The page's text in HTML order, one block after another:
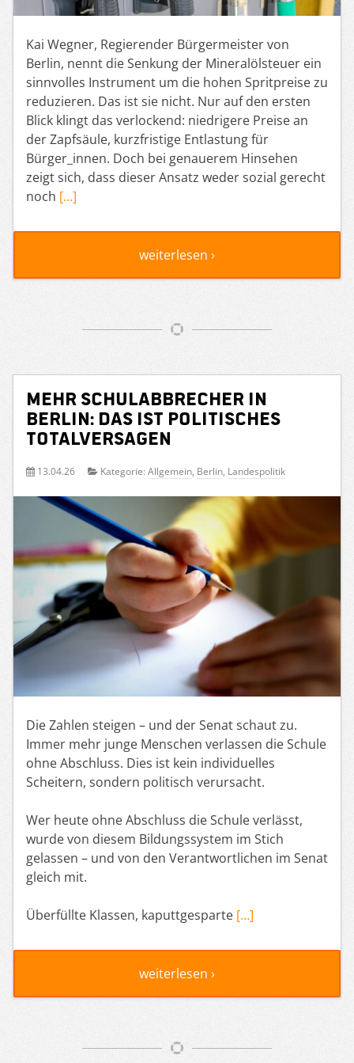
Kai Wegner, Regierender Bürgermeister von
Berlin, nennt die Senkung der Mineralölsteuer ein
sinnvolles Instrument um die hohen Spritpreise zu
reduzieren. Das ist sie nicht. Nur auf den ersten
Blick klingt das verlockend: niedrigere Preise an
der Zapfsäule, kurzfristige Entlastung für
Bürger_innen. Doch bei genauerem Hinsehen
zeigt sich, dass dieser Ansatz weder sozial gerecht
noch […]
weiterlesen ›
Mehr Schulabbrecher in
Berlin: Das ist politisches
Totalversagen
13.04.26 Kategorie: Allgemein, Berlin, Landespolitik
Die Zahlen steigen – und der Senat schaut zu.
Immer mehr junge Menschen verlassen die Schule
ohne Abschluss. Dies ist kein individuelles
Scheitern, sondern politisch verursacht.
Wer heute ohne Abschluss die Schule verlässt,
wurde von diesem Bildungssystem im Stich
gelassen – und von den Verantwortlichen im Senat
gleich mit.
Überfüllte Klassen, kaputtgesparte […]
weiterlesen ›